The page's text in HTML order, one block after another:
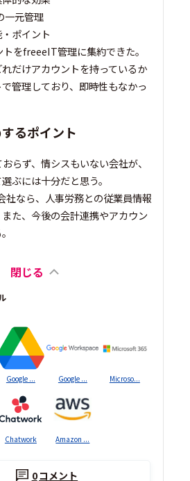
一元管理
ポイント
トをfreeeIT管理に集約できた。
だけアカウントを持っているか
管理しており、即時性もなかっ
るポイント
らず、情シスもいない会社が、
ぶには十分だと思う。
社なら、人事労務との従業員情報
た、今後の会計連携やアカウン
閉じる
Google ... Google ... Microso...
Chatwork Amazon ...
0コメント